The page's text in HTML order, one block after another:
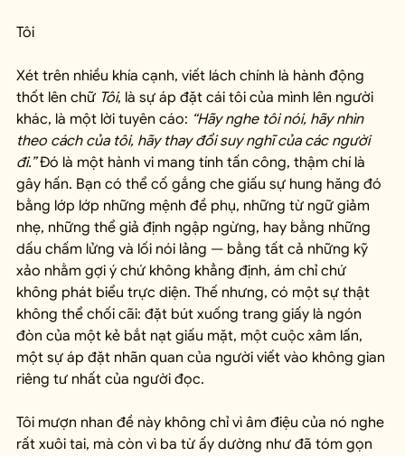
Tôi
Xét trên nhiều khía cạnh, viết lách chính là hành động
thốt lên chữ Tôi, là sự áp đặt cái tôi của mình lên người
khác, là một lời tuyên cáo: “Hãy nghe tôi nói, hãy nhìn
theo cách của tôi, hãy thay đổi suy nghĩ của các người
đi.” Đó là một hành vi mang tính tấn công, thậm chí là
gây hấn. Bạn có thể cố gắng che giấu sự hung hăng đó
bằng lớp lớp những mệnh đề phụ, những từ ngữ giảm
nhẹ, những thể giả định ngập ngừng, hay bằng những
dấu chấm lửng và lối nói lảng — bằng tất cả những kỹ
xảo nhằm gợi ý chứ không khẳng định, ám chỉ chứ
không phát biểu trực diện. Thế nhưng, có một sự thật
không thể chối cãi: đặt bút xuống trang giấy là ngón
đòn của một kẻ bắt nạt giấu mặt, một cuộc xâm lấn,
một sự áp đặt nhãn quan của người viết vào không gian
riêng tư nhất của người đọc.
Tôi mượn nhan đề này không chỉ vì âm điệu của nó nghe
rất xuôi tai, mà còn vì ba từ ấy dường như đã tóm gọn